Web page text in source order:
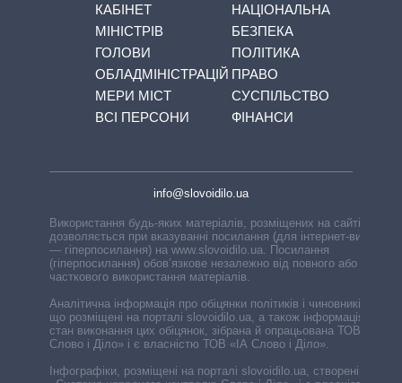
КАБІНЕТ
МІНІСТРІВ
ГОЛОВИ
ОБЛАДМІНІСТРАЦІЙ
МЕРИ МІСТ
ВСІ ПЕРСОНИ
НАЦІОНАЛЬНА
БЕЗПЕКА
ПОЛІТИКА
ПРАВО
СУСПІЛЬСТВО
ФІНАНСИ
info@slovoidilo.ua
Використання будь-яких матеріалів, розміщених на сайті,
дозволяється при вказуванні посилання (для інтернет-видань
— гіперпосилання) на www.slovoidilo.ua. Посилання
(гіперпосилання) обов’язкове незалежно від повного або
часткового використання матеріалів.
Аналітична інформація про обіцянки політиків і чиновників,
що розміщені на порталі slovoidilo.ua, а також інформація про
стан виконання цих обіцянок, зібрана й опрацьована ТОВ «ІА
Слово і Діло» і є власністю ТОВ «ІА Слово і Діло».
Інфографіки, розміщені на порталі slovoidilo.ua, створені ГО